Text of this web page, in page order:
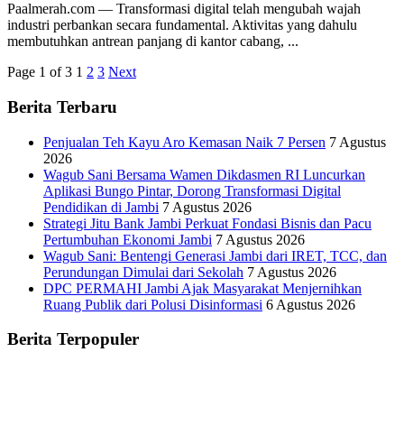
Paalmerah.com — Transformasi digital telah mengubah wajah
industri perbankan secara fundamental. Aktivitas yang dahulu
membutuhkan antrean panjang di kantor cabang, ...
Page 1 of 3 1 2 3 Next
Berita Terbaru
Penjualan Teh Kayu Aro Kemasan Naik 7 Persen 7 Agustus
2026
Wagub Sani Bersama Wamen Dikdasmen RI Luncurkan
Aplikasi Bungo Pintar, Dorong Transformasi Digital
Pendidikan di Jambi 7 Agustus 2026
Strategi Jitu Bank Jambi Perkuat Fondasi Bisnis dan Pacu
Pertumbuhan Ekonomi Jambi 7 Agustus 2026
Wagub Sani: Bentengi Generasi Jambi dari IRET, TCC, dan
Perundungan Dimulai dari Sekolah 7 Agustus 2026
DPC PERMAHI Jambi Ajak Masyarakat Menjernihkan
Ruang Publik dari Polusi Disinformasi 6 Agustus 2026
Berita Terpopuler